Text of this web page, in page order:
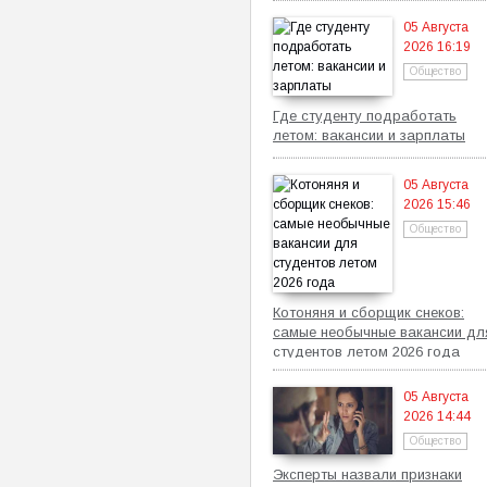
05 Августа
2026 16:19
Общество
Где студенту подработать
летом: вакансии и зарплаты
05 Августа
2026 15:46
Общество
Котоняня и сборщик снеков:
самые необычные вакансии
студентов летом 2026 года
05 Августа
2026 14:44
Общество
Эксперты назвали признаки